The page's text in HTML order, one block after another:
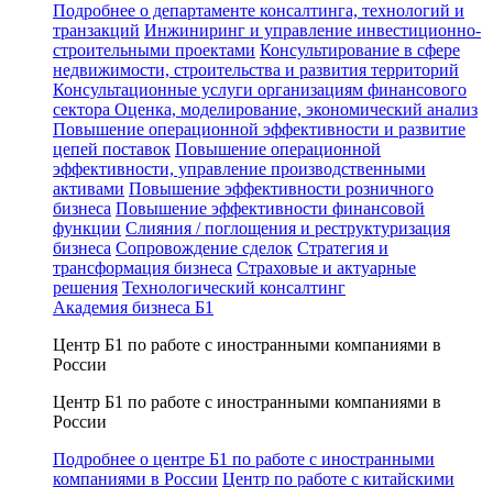
Подробнее о департаменте консалтинга, технологий и
транзакций Инжиниринг и управление инвестиционно-
строительными проектами Консультирование в сфере
недвижимости, строительства и развития территорий
Консультационные услуги организациям финансового
сектора Оценка, моделирование, экономический анализ
Повышение операционной эффективности и развитие
цепей поставок Повышение операционной
эффективности, управление производственными
активами Повышение эффективности розничного
бизнеса Повышение эффективности финансовой
функции Слияния / поглощения и реструктуризация
бизнеса Сопровождение сделок Стратегия и
трансформация бизнеса Страховые и актуарные
решения Технологический консалтинг
Академия бизнеса Б1
Центр Б1 по работе с иностранными компаниями в
России
Центр Б1 по работе с иностранными компаниями в
России
Подробнее о центре Б1 по работе с иностранными
компаниями в России Центр по работе с китайскими